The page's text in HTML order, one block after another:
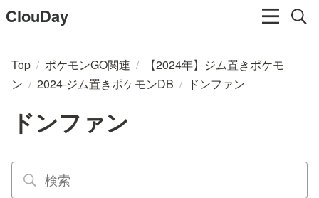
ClouDay
Top / ポケモンGO関連 /
【2024年】ジム置きポケモ
ン / 2024-ジム置きポケモンDB / ドンファン
ドンファン